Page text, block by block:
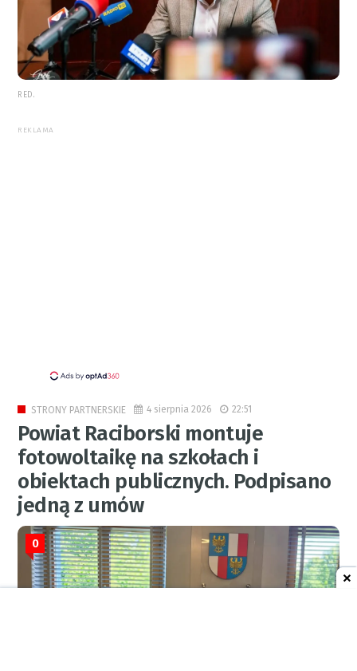
RED.
REKLAMA
STRONY PARTNERSKIE 4 sierpnia 2026 22:51
Powiat Raciborski montuje
fotowoltaikę na szkołach i
obiektach publicznych. Podpisano
jedną z umów
0